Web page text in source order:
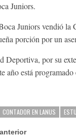
Juniors.
Juniors vendió
porción por un
Deportiva, por su
año está programado
CONTADOR EN LANUS